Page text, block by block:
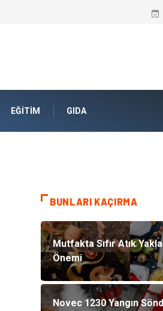
EĞITIM GIDA
BUNLARI KAÇIRMA
Mutfakta Sıfır Atık
Önemi
Novec 1230 Yangın